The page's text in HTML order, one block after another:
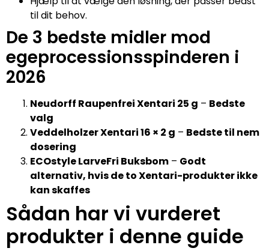
til dit behov.
De 3 bedste midler mod
egeprocessionsspinderen i
2026
Neudorff Raupenfrei Xentari 25 g – Bedste
valg
Veddelholzer Xentari 16 × 2 g – Bedste til nem
dosering
ECOstyle LarveFri Buksbom – Godt
alternativ, hvis de to Xentari-produkter ikke
kan skaffes
Sådan har vi vurderet
produkter i denne guide